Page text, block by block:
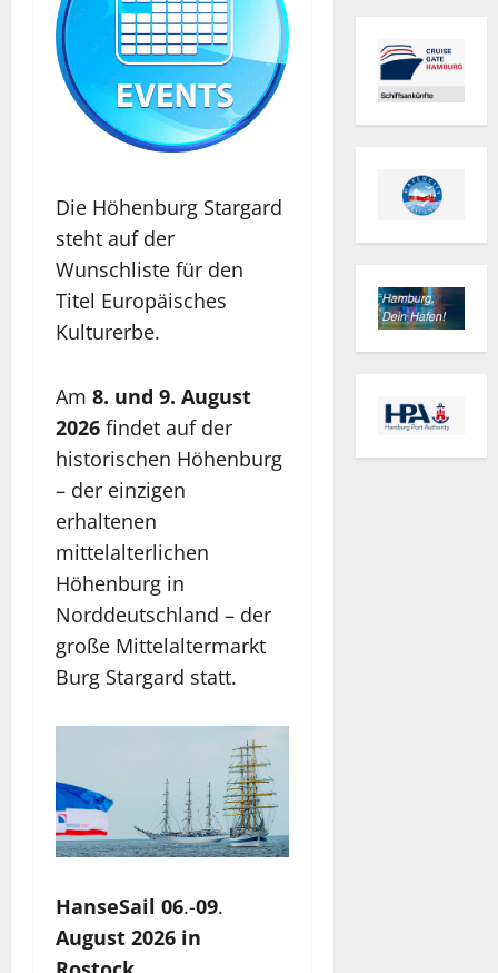
Die Höhenburg Stargard
steht auf der
Wunschliste für den
Titel Europäisches
Kulturerbe.
Am 8. und 9. August
2026 findet auf der
historischen Höhenburg
– der einzigen
erhaltenen
mittelalterlichen
Höhenburg in
Norddeutschland – der
große Mittelaltermarkt
Burg Stargard statt.
HanseSail 06.-09.
August 2026 in